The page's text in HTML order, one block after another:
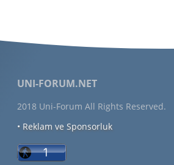
UNI-FORUM.NET
2018 Uni-Forum All Rights Reserved.
• Reklam ve Sponsorluk